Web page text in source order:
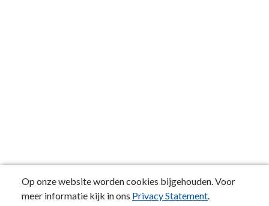
Op onze website worden cookies bijgehouden. Voor
meer informatie kijk in ons Privacy Statement.